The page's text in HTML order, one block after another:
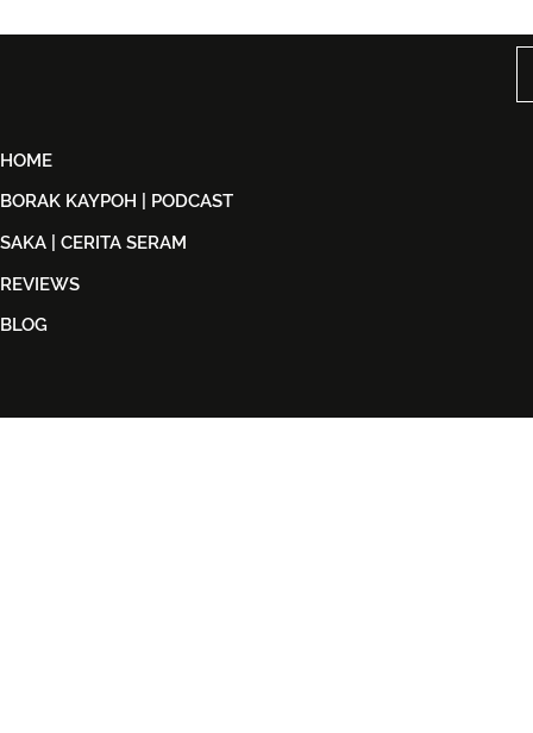
Dijual
HOME
BORAK KAYPOH | PODCAST
SAKA | CERITA SERAM
REVIEWS
BLOG